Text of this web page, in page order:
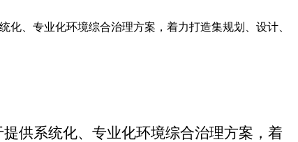
、专业化环境综合治理方案，着力打造集规划、设计、
提供系统化、专业化环境综合治理方案，着